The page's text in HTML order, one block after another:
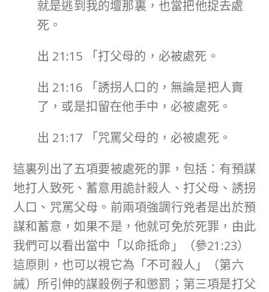
就是逃到我的壇那裏，也當把他捉去處
死。
出 21:15 「打父母的，必被處死。
出 21:16 「誘拐人口的，無論是把人賣
了，或是扣留在他手中，必被處死。
出 21:17 「咒罵父母的，必被處死。
這裏列出了五項要被處死的罪，包括：有預謀
地打人致死、蓄意用詭計殺人、打父母、誘拐
人口、咒罵父母。前兩項強調行兇者是出於預
謀和蓄意，如果不是，他就可免於死罪，由此
我們可以看出當中「以命抵命」（參21:23）
這原則，也可以視它為「不可殺人」（第六
誡）所引伸的謀殺例子和懲罰；第三項是打父